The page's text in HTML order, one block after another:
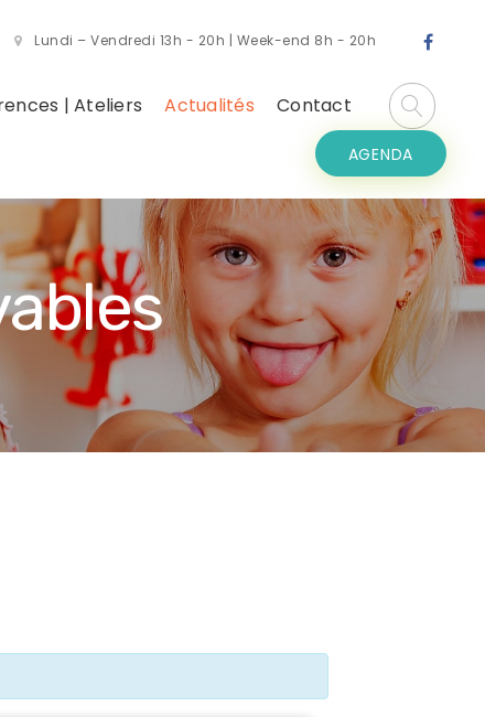
Lundi – Vendredi 13h - 20h | Week-end 8h - 20h
| Ateliers Actualités Contact
AGENDA